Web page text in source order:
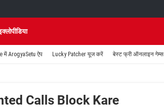
में ArogyaSetu ऐप Lucky Patcher यूज करें बेस्ट फ्री ऑनलाइन गेम्स
Calls Block Kare